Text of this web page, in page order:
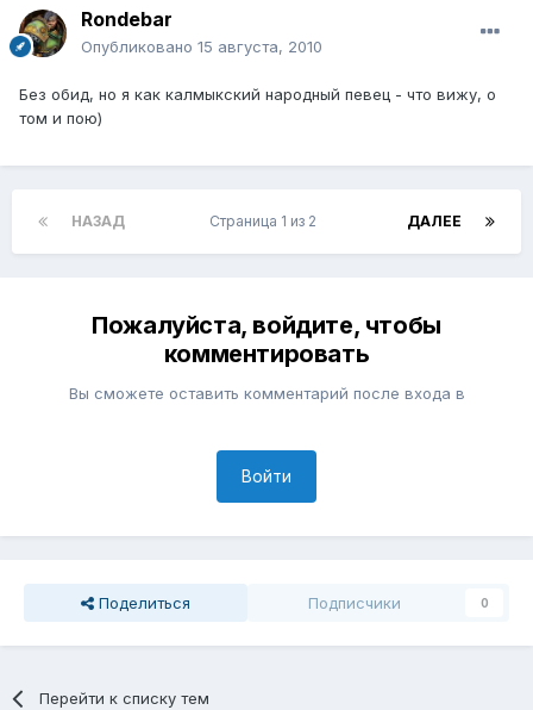
Rondebar
Опубликовано 15 августа, 2010
Без обид, но я как калмыкский народный певец - что вижу, о
том и пою)
НАЗАД ДАЛЕЕ
Страница 1 из 2
Пожалуйста, войдите, чтобы
комментировать
Вы сможете оставить комментарий после входа в
Войти
Поделиться Подписчики 0
Перейти к списку тем